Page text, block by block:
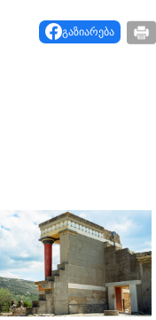
გაზიარება